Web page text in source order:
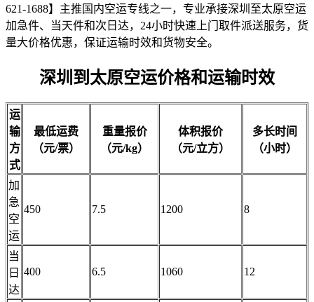
621-1688】主推国内空运专线之一，专业承接深圳至太原空运
加急件、当天件和次日达，24小时快速上门取件派送服务，货
量大价格优惠，保证运输时效和货物安全。
深圳到太原空运价格和运输时效
运
输
方
式
最低运费
（元/票）
重量报价
（元/kg）
体积报价
（元/立方）
多长时间
（小时）
加
急
空
运
450 7.5 1200 8
当
日
达
400 6.5 1060 12